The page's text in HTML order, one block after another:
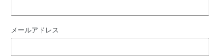
メールアドレス